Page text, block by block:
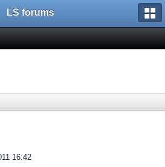
LS forums
16:42